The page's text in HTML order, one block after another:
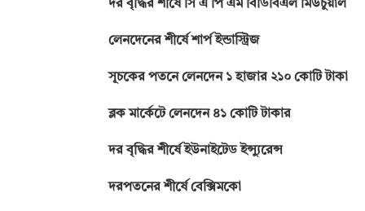
দর বৃদ্ধির শীর্ষে সি এ পি এম বিডিবিএল মিউচুয়াল
লেনদেনের শীর্ষে শার্প ইন্ডাস্ট্রিজ
সূচকের পতনে লেনদেন ১ হাজার ২১০ কোটি টাকা
ব্লক মার্কেটে লেনদেন ৪১ কোটি টাকার
দর বৃদ্ধির শীর্ষে ইউনাইটেড ইন্স্যুরেন্স
দরপতনের শীর্ষে বেক্সিমকো